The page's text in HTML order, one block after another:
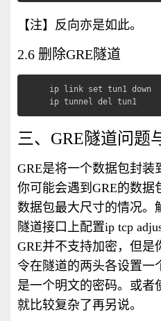
【注】反向亦是如此。
2.6 删除GRE隧道
ip link set tun1 down
ip tunnel del tun1
三、GRE隧道问题
GRE是将一个数据包封
你可能会遇到GRE的数据
数据包最大尺寸的情况。
隧道接口上配置ip tcp
GRE并不支持加密，但是
令在隧道的两头各设置一
是一个明文的密码。或者
就比较复杂了再另说。